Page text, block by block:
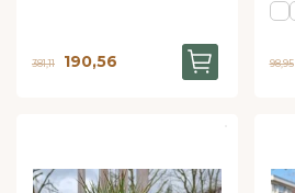
381,11 190,56 98,95